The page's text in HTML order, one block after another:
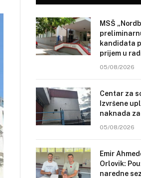
MSŠ
kandidata
prijem u
05/08/2026
Centar za
Izvršene
naknada
05/08/2026
Emir
Orlovik:
naredne